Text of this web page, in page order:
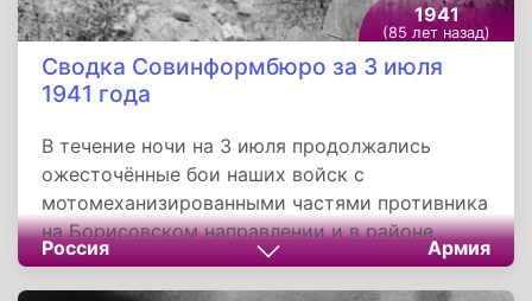
1941
(85 лет назад)
Сводка Совинформбюро за 3 июля
1941 года
В течение ночи на 3 июля продолжались
ожесточённые бои наших войск с
мотомеханизированными частями противника
на Борисовском направлении и в районе
Кременец, Збараж, Тарнополь. На остальных
участках фронта происходили ночные поиски
Россия Армия